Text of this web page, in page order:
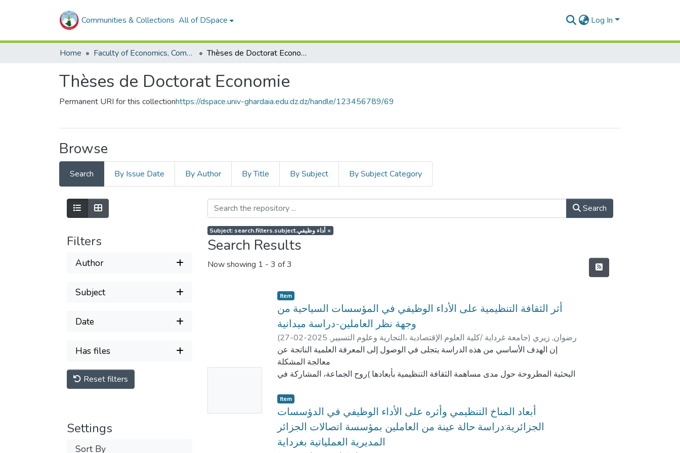
Communities & Collections All of DSpace Log In
Home Faculty of Economics, Commercial Sciences and Management Sciences Thèses de Doctorat Economie
Thèses de Doctorat Economie
Permanent URI for this collectionhttps://dspace.univ-ghardaia.edu.dz.dz/handle/123456789/69
Browse
Search By Issue Date By Author By Title By Subject By Subject Category
Filters
Author
Subject
Date
Has files
Reset filters
Settings
Sort By
Search
Subject: search.filters.subject.أداء وظيفي ×
Search Results
Now showing 1 - 3 of 3
Item
أثر الثقافة التنظيمية على الأداء الوظيفي في المؤسسات السياحية من
وجهة نظر العاملين-دراسة ميدانية
( جامعة غرداية /كلية العلوم الإقتصادية ،التجارية وعلوم التسيير ,
2025-02-27 ) رضوان, زيري
إن الهدف الأساسي من هذه الدراسة يتجلى في الوصول إلى المعرفة العلمية الناتجة عن
معالجة المشكلة
البحثية المطروحة حول مدى مساهمة الثقافة التنظيمية بأبعادها )روح الجماعة، المشاركة في
التنظيمي( في التأثير على الأداء الوظيفي من وجهة نظر العاملين بالمؤسسات الفندقية لولاية
تيسمسيلت، وتحقيقا
لذلك قمنا ببناء استبانة لجمع البيانات وتوزيعها على جميع العاملين بالمؤسسات محل الدراسة،
كما اعتمدنا على
برنامج الحزمة الإحصائية للعلوم الاجتماعية نسخة ) 26 ( في المعالجة والتحليل.
Item
أبعاد المناخ التنظيمي وأثره على الأداء الوظيفي في الدؤسسات
الجزائرية:دراسة حالة عينة من العاملين بمؤسسة اتصالات الجزائر
المديرية العملياتية بغرداية